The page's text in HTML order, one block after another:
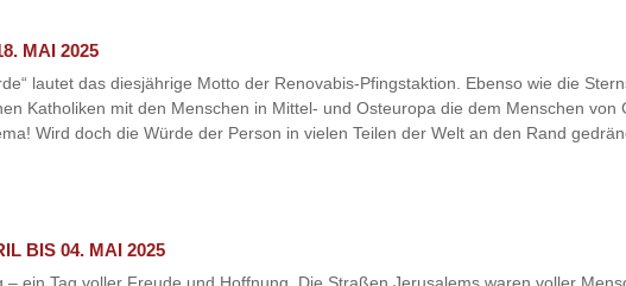
MAI 2025
lautet das diesjährige Motto der Renovabis-Pfingstaktion. Ebenso wie die
Katholiken mit den Menschen in Mittel- und Osteuropa die dem Menschen
Wird doch die Würde der Person in vielen Teilen der Welt an den Rand
BIS 04. MAI 2025